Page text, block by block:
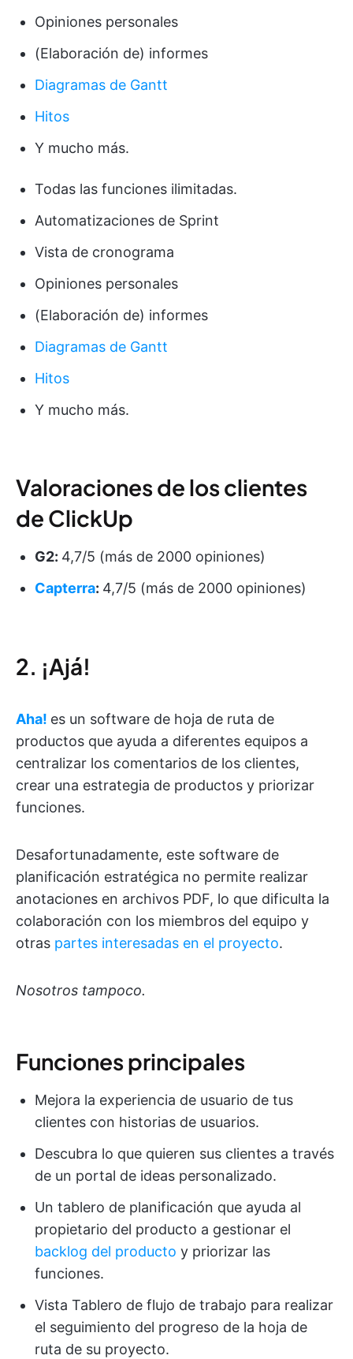
Opiniones personales
(Elaboración de) informes
Diagramas de Gantt
Hitos
Y mucho más.
Todas las funciones ilimitadas.
Automatizaciones de Sprint
Vista de cronograma
Opiniones personales
(Elaboración de) informes
Diagramas de Gantt
Hitos
Y mucho más.
Valoraciones de los clientes
de ClickUp
G2: 4,7/5 (más de 2000 opiniones)
Capterra: 4,7/5 (más de 2000 opiniones)
2. ¡Ajá!
Aha! es un software de hoja de ruta de
productos que ayuda a diferentes equipos a
centralizar los comentarios de los clientes,
crear una estrategia de productos y priorizar
funciones.
Desafortunadamente, este software de
planificación estratégica no permite realizar
anotaciones en archivos PDF, lo que dificulta la
colaboración con los miembros del equipo y
otras partes interesadas en el proyecto.
Nosotros tampoco.
Funciones principales
Mejora la experiencia de usuario de tus
clientes con historias de usuarios.
Descubra lo que quieren sus clientes a través
de un portal de ideas personalizado.
Un tablero de planificación que ayuda al
propietario del producto a gestionar el
backlog del producto y priorizar las
funciones.
Vista Tablero de flujo de trabajo para realizar
el seguimiento del progreso de la hoja de
ruta de su proyecto.